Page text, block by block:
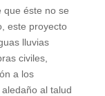
que éste no se
este proyecto
lluvias
civiles,
a los
al talud